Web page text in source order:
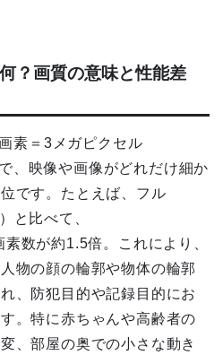
？画質の意味と性能差
素＝3メガピクセル
、映像や画像がどれだけ細か
です。たとえば、フル
と比べて、
数が約1.5倍。これにより、
物の顔の輪郭や物体の輪郭
、防犯目的や記録目的にお
。特に赤ちゃんや高齢者の
、部屋の奥での小さな動き